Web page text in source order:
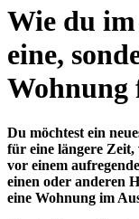
1
of
Wie du
eine,
Wohnung
Du möchtest ein
für eine längere
vor einem
einen oder anderen
eine Wohnung im